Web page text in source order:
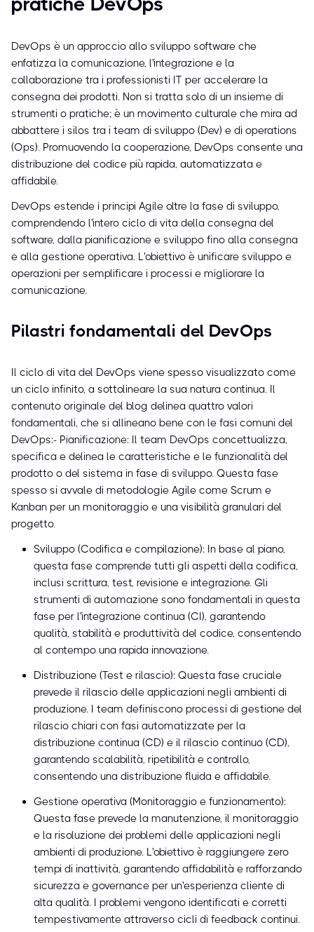
DevOps è un approccio allo sviluppo software che
enfatizza la comunicazione, l'integrazione e la
collaborazione tra i professionisti IT per accelerare la
consegna dei prodotti. Non si tratta solo di un insieme di
strumenti o pratiche; è un movimento culturale che mira ad
abbattere i silos tra i team di sviluppo (Dev) e di operations
(Ops). Promuovendo la cooperazione, DevOps consente una
distribuzione del codice più rapida, automatizzata e
affidabile.
DevOps estende i principi Agile oltre la fase di sviluppo,
comprendendo l'intero ciclo di vita della consegna del
software, dalla pianificazione e sviluppo fino alla consegna
e alla gestione operativa. L'obiettivo è unificare sviluppo e
operazioni per semplificare i processi e migliorare la
comunicazione.
Pilastri fondamentali del DevOps
Il ciclo di vita del DevOps viene spesso visualizzato come
un ciclo infinito, a sottolineare la sua natura continua. Il
contenuto originale del blog delinea quattro valori
fondamentali, che si allineano bene con le fasi comuni del
DevOps:- Pianificazione: Il team DevOps concettualizza,
specifica e delinea le caratteristiche e le funzionalità del
prodotto o del sistema in fase di sviluppo. Questa fase
spesso si avvale di metodologie Agile come Scrum e
Kanban per un monitoraggio e una visibilità granulari del
progetto.
Sviluppo (Codifica e compilazione): In base al piano,
questa fase comprende tutti gli aspetti della codifica,
inclusi scrittura, test, revisione e integrazione. Gli
strumenti di automazione sono fondamentali in questa
fase per l'integrazione continua (CI), garantendo
qualità, stabilità e produttività del codice, consentendo
al contempo una rapida innovazione.
Distribuzione (Test e rilascio): Questa fase cruciale
prevede il rilascio delle applicazioni negli ambienti di
produzione. I team definiscono processi di gestione del
rilascio chiari con fasi automatizzate per la
distribuzione continua (CD) e il rilascio continuo (CD),
garantendo scalabilità, ripetibilità e controllo,
consentendo una distribuzione fluida e affidabile.
Gestione operativa (Monitoraggio e funzionamento):
Questa fase prevede la manutenzione, il monitoraggio
e la risoluzione dei problemi delle applicazioni negli
ambienti di produzione. L'obiettivo è raggiungere zero
tempi di inattività, garantendo affidabilità e rafforzando
sicurezza e governance per un'esperienza cliente di
alta qualità. I problemi vengono identificati e corretti
tempestivamente attraverso cicli di feedback continui.